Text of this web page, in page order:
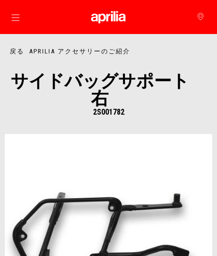
メインコンテンツへ
戻る APRILIA アクセサリーのご紹介
サイドバッグサポート
右
2S001782